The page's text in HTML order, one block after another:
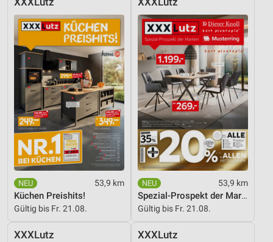
53,9 km
Küchen Preishits!
Gültig bis Fr. 21.08.
53,9 km
Spezial-Prospekt der Marken
Gültig bis Fr. 21.08.
XXXLutz XXXLutz